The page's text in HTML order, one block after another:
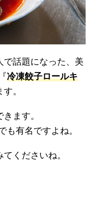
で話題になった、美
冷凍餃子ロールキ
。
ます。
も有名ですよね。
くださいね。